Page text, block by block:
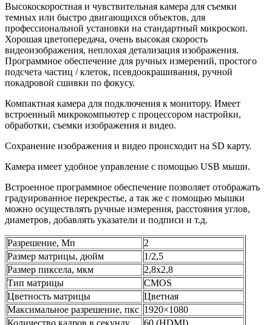
Высокоскоростная и чувствительная камера для съемки
темных или быстро двигающихся объектов, для
профессиональной установки на стандартный микроскоп.
Хорошая цветопередача, очень высокая скорость
видеоизображения, неплохая детализация изображения.
Программное обеспечение для ручных измерений, простого
подсчета частиц / клеток, псевдоокрашивания, ручной
покадровой сшивки по фокусу.
Компактная камера для подключения к монитору. Имеет
встроенный микрокомпьютер с процессором настройки,
обработки, съемки изображения и видео.
Сохранение изображения и видео происходит на SD карту.
Камера имеет удобное управление с помощью USB мыши.
Встроенное программное обеспечение позволяет отображать
градуированное перекрестье, а так же с помощью мышки
можно осуществлять ручные измерения, расстояния углов,
диаметров, добавлять указатели и подписи и т.д.
Разрешение, Мп
2
Размер матрицы, дюйм
1/2,5
Размер пиксела, мкм
2,8х2,8
Тип матрицы
CMOS
Цветность матрицы
Цветная
Максимальное разрешение, пкс 1920×1080
Количество кадров в секунду
60 (HDMI)